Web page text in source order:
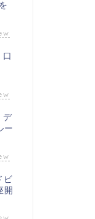
デ
ー
ビ
開